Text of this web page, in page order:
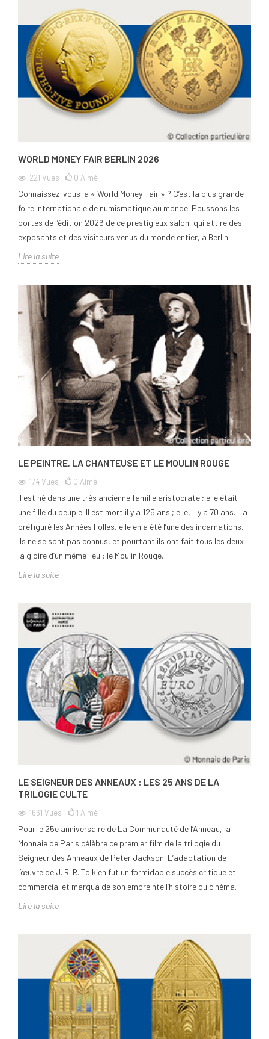
WORLD MONEY FAIR BERLIN 2026
221 Vues 0 Aimé
Connaissez-vous la « World Money Fair » ? C’est la plus grande
foire internationale de numismatique au monde. Poussons les
portes de l’édition 2026 de ce prestigieux salon, qui attire des
exposants et des visiteurs venus du monde entier, à Berlin.
Lire la suite
LE PEINTRE, LA CHANTEUSE ET LE MOULIN ROUGE
174Vues 0 Aimé
Il est né dans une très ancienne famille aristocrate ; elle était
une fille du peuple. Il est mort il y a 125 ans ; elle, il y a 70 ans. Il a
préfiguré les Années Folles, elle en a été l’une des incarnations.
Ils ne se sont pas connus, et pourtant ils ont fait tous les deux
la gloire d’un même lieu : le Moulin Rouge.
Lire la suite
LE SEIGNEUR DES ANNEAUX : LES 25 ANS DE LA
TRILOGIE CULTE
1631 Vues 1 Aimé
Pour le 25e anniversaire de La Communauté de l’Anneau, la
Monnaie de Paris célèbre ce premier film de la trilogie du
Seigneur des Anneaux de Peter Jackson. L’adaptation de
l’œuvre de J. R. R. Tolkien fut un formidable succès critique et
commercial et marqua de son empreinte l’histoire du cinéma.
Lire la suite